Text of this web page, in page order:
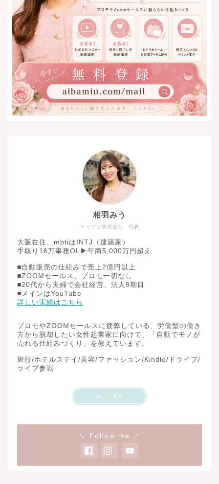
ティアラ株式会社 代表
相羽みう
大阪在住、mbtiはINTJ（建築家）
手取り16万事務OL▶︎年商5,000万円超え
■自動販売の仕組みで売上2億円以上
■ZOOMセールス、プロモ一切なし
■20代から夫婦で会社経営、法人9期目
■メインはYouTube
詳しい実績はこちら
プロモやZOOMセールスに疲弊している、労働型の働き
方から脱却したい女性起業家に向けて、「自動でモノが
売れる仕組みづくり」を教えています。
旅行/ホテルステイ/美容/ファッション/Kindle/ドライブ/
ライブ参戦
詳しく見る
＼ Follow me ／